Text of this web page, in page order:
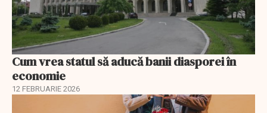
Cum vrea statul să aducă banii diasporei în
economie
12 FEBRUARIE 2026